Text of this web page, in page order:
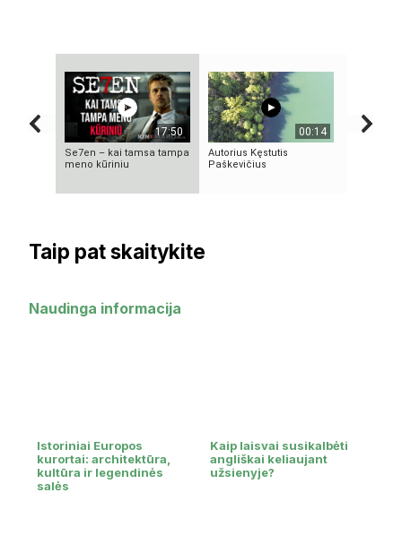
17:50
Se7en – kai tamsa tampa
meno kūriniu
00:14
Autorius Kęstutis
Paškevičius
Taip pat skaitykite
Naudinga informacija
Istoriniai Europos
kurortai: architektūra,
kultūra ir legendinės
salės
Kaip laisvai susikalbėti
angliškai keliaujant
užsienyje?